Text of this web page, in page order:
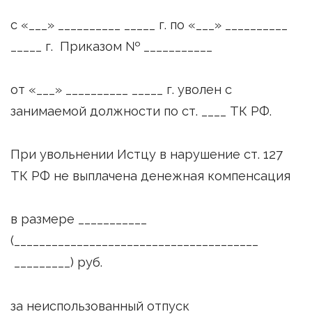
с «___» __________ _____ г. по «___» __________
_____ г. Приказом № ___________
от «___» __________ _____ г. уволен с
занимаемой должности по ст. ____ ТК РФ.
При увольнении Истцу в нарушение ст. 127
ТК РФ не выплачена денежная компенсация
в размере ___________
(_______________________________________
_________) руб.
за неиспользованный отпуск